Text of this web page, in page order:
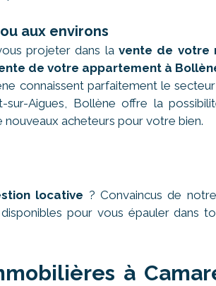
aux environs
projeter dans lavente de votre
de votre appartement à
connaissent parfaitement le
Aigues, Bollène offre la
acheteurs pour votre bien.
locative ? Convaincus de
pour vous épauler dans
à